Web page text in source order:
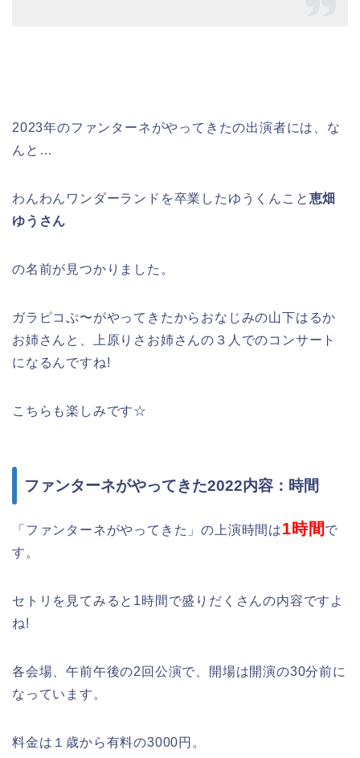
2023年のファンターネがやってきたの出演者には、な
んと…
わんわんワンダーランドを卒業したゆうくんこと 恵畑
ゆうさん
の名前が見つかりました。
ガラピコぷ〜がやってきたからおなじみの山下はるか
お姉さんと、上原りさお姉さんの３人でのコンサート
になるんですね!
こちらも楽しみです☆
ファンターネがやってきた2022内容：時間
「ファンターネがやってきた」の上演時間は1時間 で
す。
セトリを見てみると1時間で盛りだくさんの内容ですよ
ね!
各会場、午前午後の2回公演で、開場は開演の30分前に
なっています。
料金は１歳から有料の3000円。